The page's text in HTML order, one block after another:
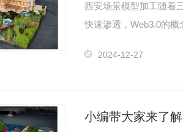
西安场景模型加工随着
快速渗透，Web3.0的
2024-12-27
小编带大家来了